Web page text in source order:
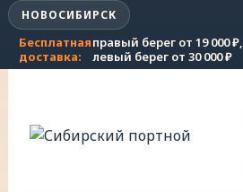
НОВОСИБИРСК
Бесплатная
доставка:
правый берег от 19 000 ₽,
левый берег от 30 000 ₽